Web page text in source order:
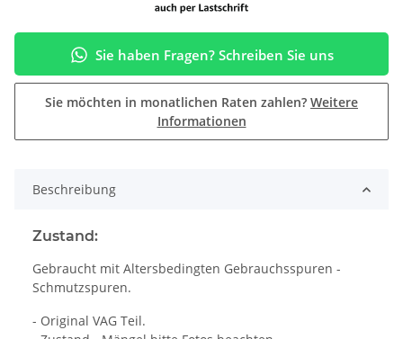
Sie haben Fragen? Schreiben Sie uns
Sie möchten in monatlichen Raten zahlen? Weitere
Informationen
Beschreibung
Zustand:
Gebraucht mit Altersbedingten Gebrauchsspuren -
Schmutzspuren.
- Original VAG Teil.